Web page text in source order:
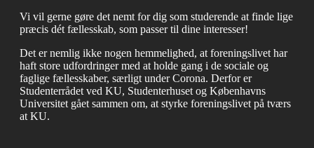
Vi vil gerne gøre det nemt for dig som studerende at finde lige
præcis dét fællesskab, som passer til dine interesser!
Det er nemlig ikke nogen hemmelighed, at foreningslivet har
haft store udfordringer med at holde gang i de sociale og
faglige fællesskaber, særligt under Corona. Derfor er
Studenterrådet ved KU, Studenterhuset og Københavns
Universitet gået sammen om, at styrke foreningslivet på tværs
at KU.